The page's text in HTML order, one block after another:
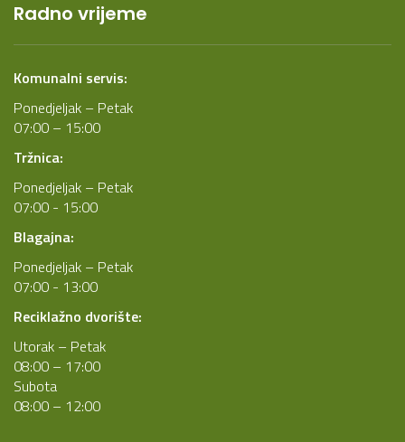
Radno vrijeme
Komunalni servis:
Ponedjeljak – Petak
07:00 – 15:00
Tržnica:
Ponedjeljak – Petak
07:00 - 15:00
Blagajna:
Ponedjeljak – Petak
07:00 - 13:00
Reciklažno dvorište:
Utorak – Petak
08:00 – 17:00
Subota
08:00 – 12:00